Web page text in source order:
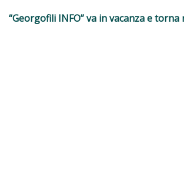
“Georgofili INFO” va in vacanza e